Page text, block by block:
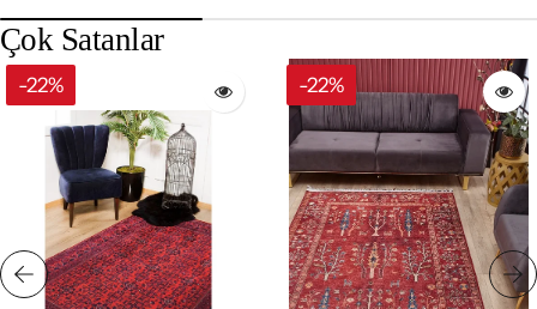
fiyat
fiyat
fiyat
fiyat
fiyat
fiyat
Çok Satanlar
-22% -22%